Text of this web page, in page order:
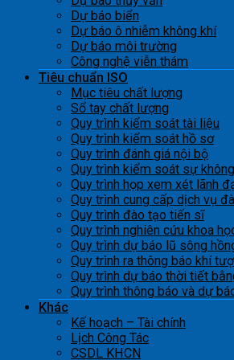
Dự báo biển
Dự báo ô nhiễm không khí
Dự báo môi trường
Công nghệ viễn thám
Tiêu chuẩn ISO
Mục tiêu chất lượng
Sổ tay chất lượng
Quy trình kiểm soát tài liệu
Quy trình kiểm soát hồ sơ
Quy trình đánh giá nội bộ
Quy trình kiểm soát sự
Quy trình họp xem xét lãnh
Quy trình cung cấp dịch vụ
Quy trình đào tạo tiến sĩ
Quy trình nghiên cứu khoa
Quy trình dự báo lũ sông
Quy trình ra thông báo khí
Quy trình dự báo thời tiết
Quy trình thông báo và dự
Khác
Kế hoạch – Tài chính
Lịch Công Tác
CSDL KHCN